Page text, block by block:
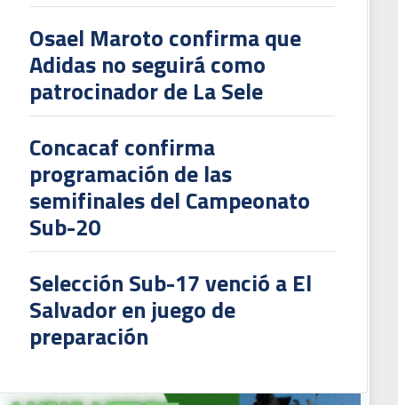
Osael Maroto confirma que
Adidas no seguirá como
patrocinador de La Sele
Concacaf confirma
programación de las
semifinales del Campeonato
Sub-20
Selección Sub-17 venció a El
Salvador en juego de
preparación